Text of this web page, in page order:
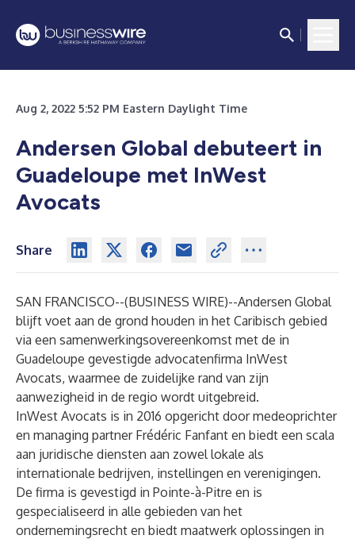
Aug 2, 2022 5:52 PM Eastern Daylight Time
Andersen Global debuteert in
Guadeloupe met InWest
Avocats
Share
SAN FRANCISCO--(BUSINESS WIRE)--Andersen Global
blijft voet aan de grond houden in het Caribisch gebied
via een samenwerkingsovereenkomst met de in
Guadeloupe gevestigde advocatenfirma InWest
Avocats, waarmee de zuidelijke rand van zijn
aanwezigheid in de regio wordt uitgebreid.
InWest Avocats is in 2016 opgericht door medeoprichter
en managing partner Frédéric Fanfant en biedt een scala
aan juridische diensten aan zowel lokale als
internationale bedrijven, instellingen en verenigingen.
De firma is gevestigd in Pointe-à-Pitre en is
gespecialiseerd in alle gebieden van het
ondernemingsrecht en biedt maatwerk oplossingen in